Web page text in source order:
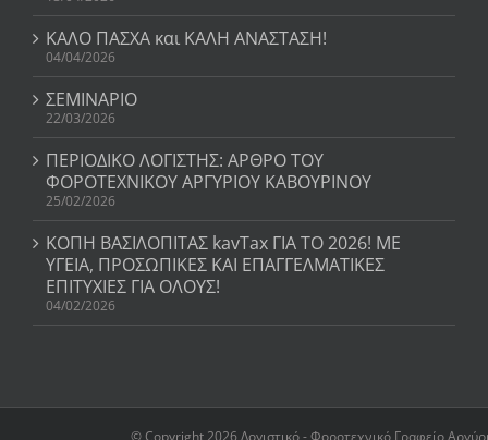
ΚΑΛΟ ΠΑΣΧΑ και ΚΑΛΗ ΑΝΑΣΤΑΣΗ!
04/04/2026
ΣΕΜΙΝΑΡΙΟ
22/03/2026
ΠΕΡΙΟΔΙΚΟ ΛΟΓΙΣΤΗΣ: ΑΡΘΡΟ ΤΟΥ
ΦΟΡΟΤΕΧΝΙΚΟΥ ΑΡΓΥΡΙΟΥ ΚΑΒΟΥΡΙΝΟΥ
25/02/2026
ΚΟΠΗ ΒΑΣΙΛΟΠΙΤΑΣ kavTax ΓΙΑ ΤΟ 2026! ΜΕ
ΥΓΕΙΑ, ΠΡΟΣΩΠΙΚΕΣ ΚΑΙ ΕΠΑΓΓΕΛΜΑΤΙΚΕΣ
ΕΠΙΤΥΧΙΕΣ ΓΙΑ ΟΛΟΥΣ!
04/02/2026
© Copyright 2026 Λογιστικό - Φοροτεχνικό Γραφείο